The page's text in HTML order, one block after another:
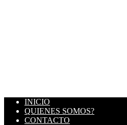
INICIO
QUIENES SOMOS?
CONTACTO